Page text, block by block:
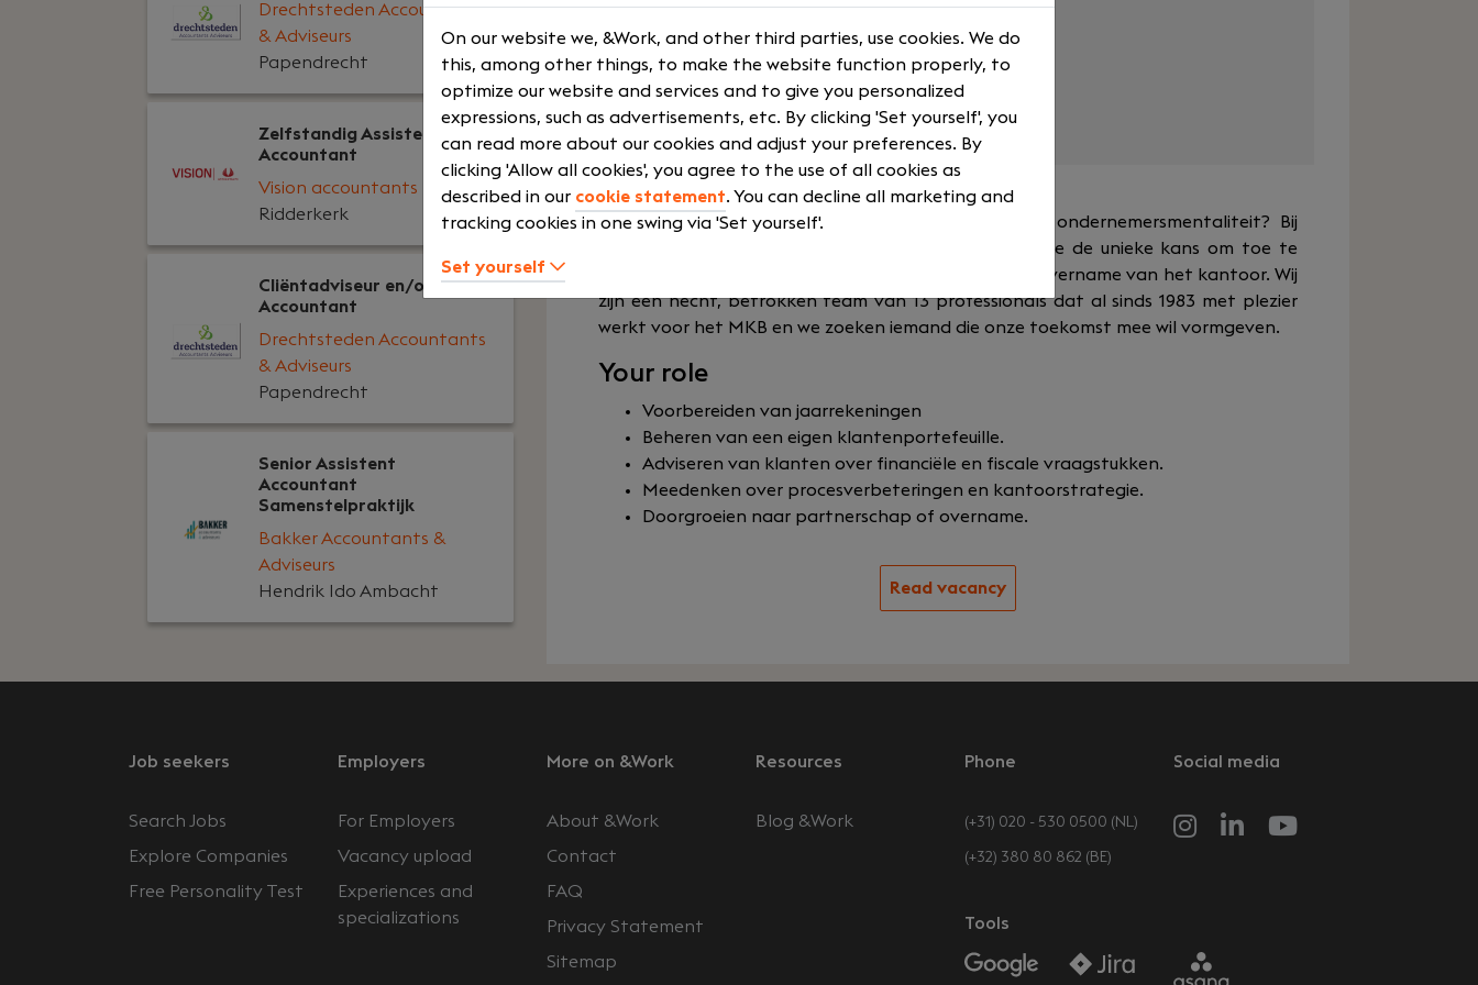
Drechtsteden Accountants
& Adviseurs
Papendrecht
Zelfstandig Assistent
Accountant
Vision accountants
Ridderkerk
Cliëntadviseur en/of
Accountant
Drechtsteden Accountants
& Adviseurs
Papendrecht
Senior Assistent
Accountant
Samenstelpraktijk
Bakker Accountants &
Adviseurs
Hendrik Ido Ambacht
HPE
Senior
Laptop
Pension Scheme
Show more
Ben jij een ervaren assistent accountant met een ondernemersmentaliteit? Bij
Administratiekantoor Van der Bijl in Ridderkerk krijg je de unieke kans om toe te
groeien naar mede-eigenaarschap of zelfs volledige overname van het kantoor. Wij
zijn een hecht, betrokken team van 13 professionals dat al sinds 1983 met plezier
werkt voor het MKB en we zoeken iemand die onze toekomst mee wil vormgeven.
Your role
Voorbereiden van jaarrekeningen
Beheren van een eigen klantenportefeuille.
Adviseren van klanten over financiële en fiscale vraagstukken.
Meedenken over procesverbeteringen en kantoorstrategie.
Doorgroeien naar partnerschap of overname.
Read vacancy
Job seekers
Search Jobs
Explore Companies
Free Personality Test
Employers
For Employers
Vacancy upload
Experiences and
specializations
More on &Work
About &Work
Contact
FAQ
Privacy Statement
Sitemap
Resources
Blog &Work
Phone
(+31) 020 - 530 0500 (NL)
(+32) 380 80 862 (BE)
Social media
Tools
On our website we, &Work, and other third parties, use cookies. We do
this, among other things, to make the website function properly, to
optimize our website and services and to give you personalized
expressions, such as advertisements, etc. By clicking 'Set yourself', you
can read more about our cookies and adjust your preferences. By
clicking 'Allow all cookies', you agree to the use of all cookies as
described in our cookie statement. You can decline all marketing and
tracking cookies in one swing via 'Set yourself'.
Set yourself